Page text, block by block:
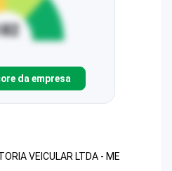
da empresa
VEICULAR LTDA - ME